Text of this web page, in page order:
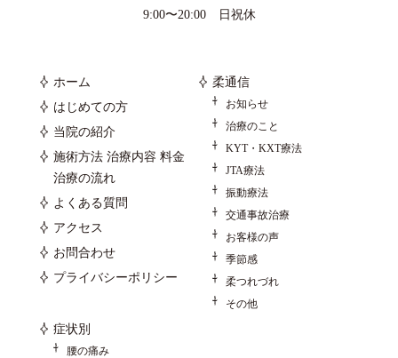
9:00〜20:00 日祝休
ホーム
はじめての方
当院の紹介
施術方法 治療内容 料金
治療の流れ
よくある質問
アクセス
お問合わせ
プライバシーポリシー
柔通信
お知らせ
治療のこと
KYT・KXT療法
JTA療法
振動療法
交通事故治療
お客様の声
季節感
柔つれづれ
その他
症状別
腰の痛み